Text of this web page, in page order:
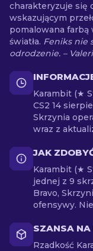
charakteryzuje się
wskazującym
pomalowana farbą
światła. Feniks nie
odrodzenie. –
Karambit (★
CS2 14
Skrzynia
wraz z
JAK
Karambit (★
jednej z 9
Bravo,
ofensywy.
SZANSA NA
Rzadkość